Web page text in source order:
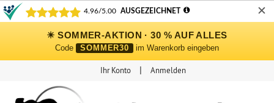
✕
☀ SOMMER-AKTION · 30 % AUF ALLES
Code SOMMER30 im Warenkorb eingeben
Ihr Konto Anmelden